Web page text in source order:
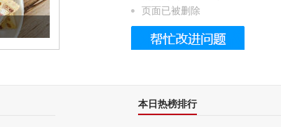
被列入佛家七宝的它到底有多美？
页面已被删除
本日热榜排行